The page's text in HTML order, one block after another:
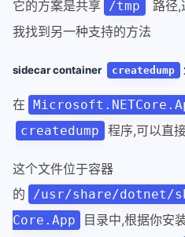
它的方案是共享 /tmp
路径,
我找到另一种支持的方法
sidecar container createdump
在
createdump 程序,可以直
这个文件位于容器
的
/usr/share/dotnet/
Core.App
目录中,根据你安